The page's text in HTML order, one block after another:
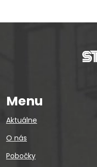
Menu
Aktuálne
O nás
Pobočky